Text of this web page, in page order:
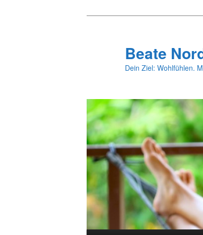
Beate
Dein Ziel: Wohlfühlen.